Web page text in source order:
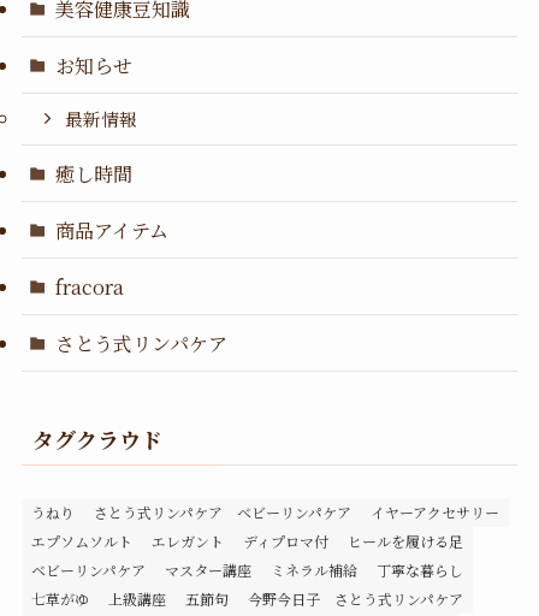
美容健康豆知識
お知らせ
最新情報
癒し時間
商品アイテム
fracora
さとう式リンパケア
タグクラウド
うねり さとう式リンパケア ベビーリンパケア
イヤーアクセサリー
エプソムソルト
エレガント ディプロマ付
ヒールを履ける足
ベビーリンパケア
マスター講座 ミネラル補給
丁寧な暮らし
七草がゆ
上級講座 五節句 今野今日子 さとう式リンパケア